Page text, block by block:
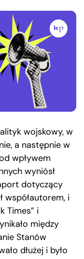
wojskowy, w
a następnie w
wpływem
wyniósł
dotyczący
współautorem, i
Times” i
między
Stanów
dłużej i było